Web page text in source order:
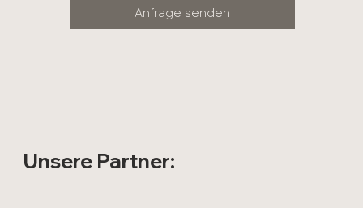
Anfrage senden
Unsere Partner: